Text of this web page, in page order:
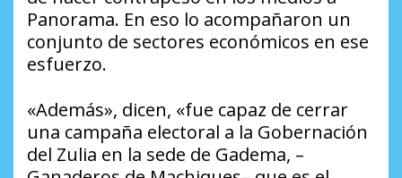
Panorama. En eso lo acompañaron un
conjunto de sectores económicos en ese
esfuerzo.
«Además», dicen, «fue capaz de cerrar
una campaña electoral a la Gobernación
del Zulia en la sede de Gadema, –